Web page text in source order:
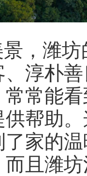
，潍
淳朴
常能
帮助
家的
且潍